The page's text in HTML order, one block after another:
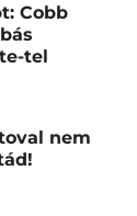
Cobb
tel
nem